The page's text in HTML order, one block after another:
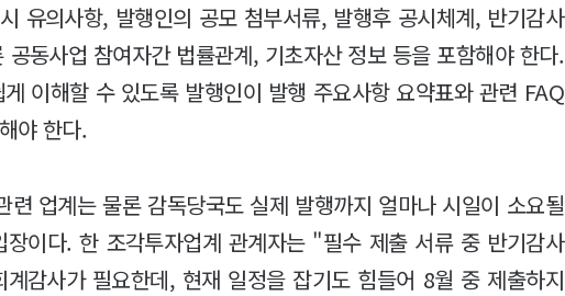
유의사항, 발행인의 공모 첨부서류, 발행후 공시체계, 반기감사
공동사업 참여자간 법률관계, 기초자산 정보 등을 포함해야 한다.
이해할 수 있도록 발행인이 발행 주요사항 요약표와 관련 FAQ
야 한다.
련 업계는 물론 감독당국도 실제 발행까지 얼마나 시일이 소요될
장이다. 한 조각투자업계 관계자는 "필수 제출 서류 중 반기감사
감사가 필요한데, 현재 일정을 잡기도 힘들어 8월 중 제출하지